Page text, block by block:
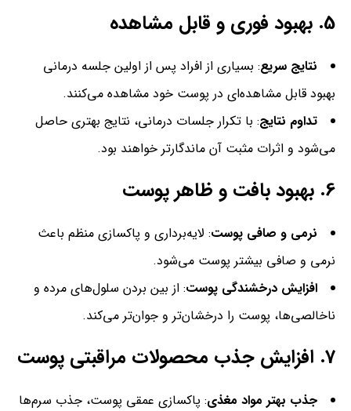
5. بهبود فوری و قابل مشاهده
نتایج سریع: بسیاری از افراد پس از اولین جلسه درمانی
بهبود قابل مشاهده‌ای در پوست خود مشاهده می‌کنند.
تداوم نتایج: با تکرار جلسات درمانی، نتایج بهتری حاصل
می‌شود و اثرات مثبت آن ماندگارتر خواهند بود.
6. بهبود بافت و ظاهر پوست
نرمی و صافی پوست: لایه‌برداری و پاکسازی منظم باعث
نرمی و صافی بیشتر پوست می‌شود.
افزایش درخشندگی پوست: از بین بردن سلول‌های مرده و
ناخالصی‌ها، پوست را درخشان‌تر و جوان‌تر می‌کند.
7. افزایش جذب محصولات مراقبتی پوست
جذب بهتر مواد مغذی: پاکسازی عمقی پوست، جذب سرم‌ها